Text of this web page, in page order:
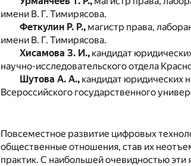
имени В. Г. Тимирясова.
Феткулин Р. Р., магистр права,
имени В. Г. Тимирясова.
Хисамова З. И., кандидат
научно-­исследовательского отдела
Шутова А. А., кандидат юридических
Всероссийского государственного
Повсеместное развитие цифровых
общественные отношения, став их
практик. С наибольшей очевидностью эти